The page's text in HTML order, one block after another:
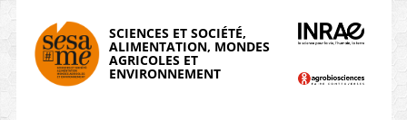
SCIENCES ET SOCIÉTÉ,
ALIMENTATION, MONDES
AGRICOLES ET
ENVIRONNEMENT